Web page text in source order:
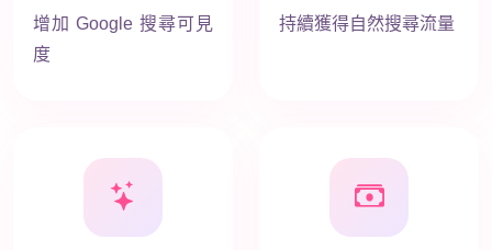
增加 Google 搜尋可見
度
持續獲得自然搜尋流量